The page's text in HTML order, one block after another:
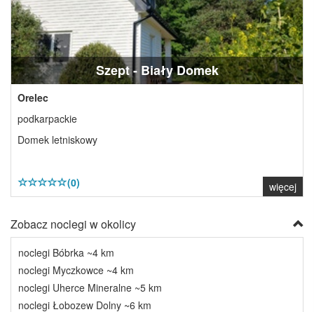
Szept - Biały Domek
Orelec
podkarpackie
Domek letniskowy
(0) więcej
Zobacz noclegi w okolicy
noclegi Bóbrka ~4 km
noclegi Myczkowce ~4 km
noclegi Uherce Mineralne ~5 km
noclegi Łobozew Dolny ~6 km